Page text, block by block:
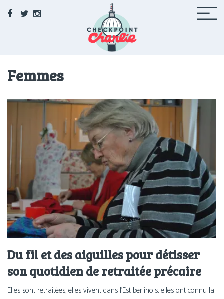
Facebook
Twitter
Femmes
Du fil et des aiguilles pour détisser
son quotidien de retraitée précaire
Elles sont retraitées, elles vivent dans l'Est berlinois, elles ont connu la